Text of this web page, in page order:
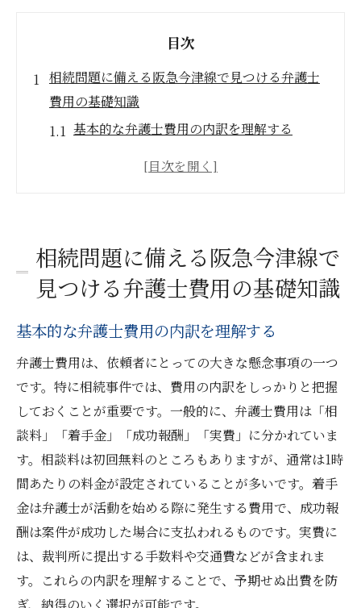
目次
相続問題に備える阪急今津線で見つける弁護士
費用の基礎知識
基本的な弁護士費用の内訳を理解する
相続事件での弁護士費用の相場を知る
法テラスを利用した費用の軽減策
信頼できる弁護士の選び方阪急今津線沿線での
経験豊富な弁護士を見極めるポイント
地元での評判が高い弁護士の探し方
初回相談で信頼性を判断する方法
口コミを活用した弁護士選びのコツ
専門分野に強い弁護士の見つけ方
相談時に確認すべき弁護士の実績
弁護士費用の賢い節約法相続事件を阪急今津線
で解決する
費用を抑えるための交渉テクニック
パッケージプランを利用した節約術
相続問題に備える阪急今津線で
見つける弁護士費用の基礎知識
基本的な弁護士費用の内訳を理解する
弁護士費用は、依頼者にとっての大きな懸念事項の一つ
です。特に相続事件では、費用の内訳をしっかりと把握
しておくことが重要です。一般的に、弁護士費用は「相
談料」「着手金」「成功報酬」「実費」に分かれていま
す。相談料は初回無料のところもありますが、通常は1時
間あたりの料金が設定されていることが多いです。着手
金は弁護士が活動を始める際に発生する費用で、成功報
酬は案件が成功した場合に支払われるものです。実費に
は、裁判所に提出する手数料や交通費などが含まれま
す。これらの内訳を理解することで、予期せぬ出費を防
ぎ、納得のいく選択が可能です。